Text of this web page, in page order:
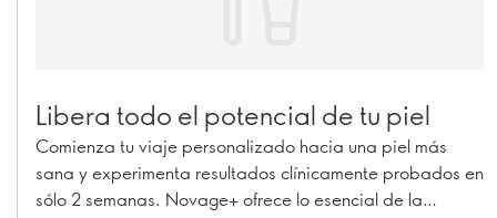
Libera todo el potencial de tu piel
Comienza tu viaje personalizado hacia una piel más
sana y experimenta resultados clínicamente probados en
sólo 2 semanas. Novage+ ofrece lo esencial de la